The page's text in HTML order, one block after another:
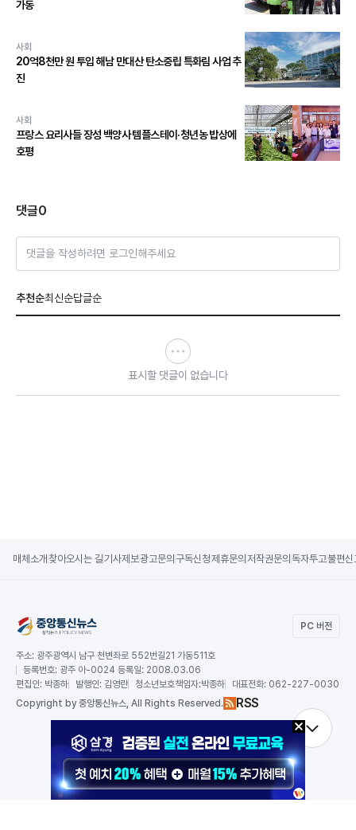
가동
사회
20억8천만 원 투입 해남 만대산 탄소중립 특화림 사업 추
진
사회
프랑스 요리사들 장성 백양사 템플스테이·청년농 밥상에
호평
댓글0
댓글을 작성하려면 로그인해주세요
추천순최신순답글순
표시할 댓글이 없습니다
매체소개 찾아오시는 길기사제보광고문의 구독신청제휴문의 저작권문의 독자투고불편신
PC 버전
주소: 광주광역시 남구 천변좌로 552번길21 가동511호
등록번호: 광주 아-0024 등록일: 2008.03.06
편집인: 박종하 발행인: 김영란 청소년보호책임자:박종하 대표전화: 062-227-0030
Copyright by 중앙통신뉴스, All Rights Reserved. RSS